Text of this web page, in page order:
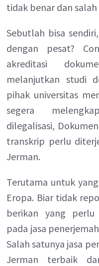
tidak benar dan
Sebutlah bisa
dengan pesat?
akreditasi
melanjutkan studi
pihak universitas
segera
dilegalisasi,
transkrip perlu
Jerman.
Terutama untuk
Eropa. Biar tidak
berikan yang perlu
pada jasa
Salah satunya jasa
Jerman terbaik